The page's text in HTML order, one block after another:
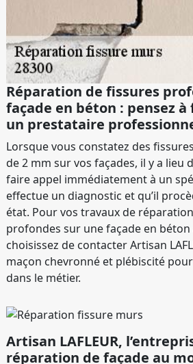
Réparation de fissures
façade en béton : pensez
un prestataire
Lorsque vous constatez des
de 2 mm sur vos façades, il y a lieu
faire appel immédiatement à un
effectue un diagnostic et qu’il
état. Pour vos travaux de
profondes sur une façade en béton
choisissez de contacter Artisan
maçon chevronné et plébiscité
dans le métier.
Artisan LAFLEUR,
réparation de façade au